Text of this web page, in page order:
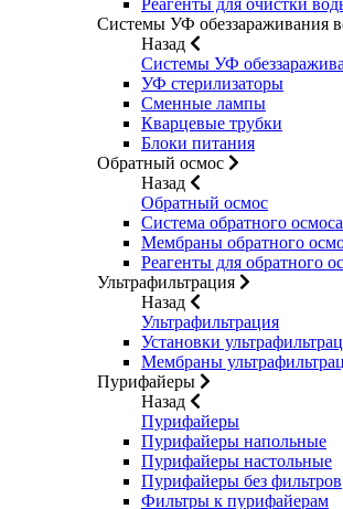
Реагенты для очистки
Системы УФ обеззараживания
Назад
Системы УФ
УФ стерилизаторы
Сменные лампы
Кварцевые трубки
Блоки питания
Обратный осмос
Назад
Обратный осмос
Система обратного
Мембраны обратного
Реагенты для обратного
Ультрафильтрация
Назад
Ультрафильтрация
Установки
Мембраны
Пурифайеры
Назад
Пурифайеры
Пурифайеры напольные
Пурифайеры настольные
Пурифайеры без фильтров
Фильтры к пурифайерам